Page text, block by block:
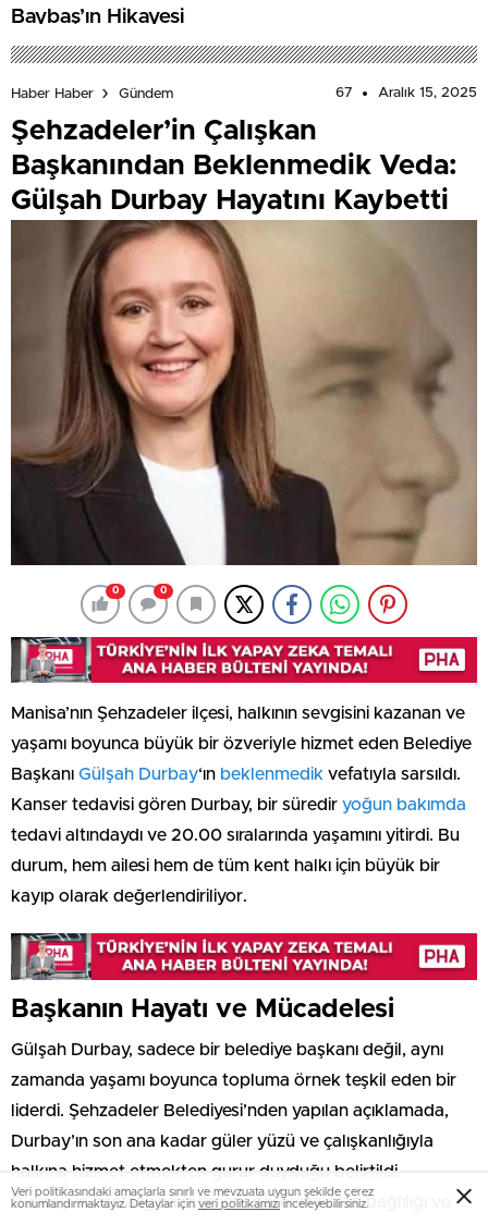
Baybaş’ın Hikayesi
Haber Haber Gündem 67 Aralık 15, 2025
Şehzadeler’in Çalışkan
Başkanından Beklenmedik Veda:
Gülşah Durbay Hayatını Kaybetti
0 0
Manisa’nın Şehzadeler ilçesi, halkının sevgisini kazanan ve
yaşamı boyunca büyük bir özveriyle hizmet eden Belediye
Başkanı Gülşah Durbay‘ın beklenmedik vefatıyla sarsıldı.
Kanser tedavisi gören Durbay, bir süredir yoğun bakımda
tedavi altındaydı ve 20.00 sıralarında yaşamını yitirdi. Bu
durum, hem ailesi hem de tüm kent halkı için büyük bir
kayıp olarak değerlendiriliyor.
Başkanın Hayatı ve Mücadelesi
Gülşah Durbay, sadece bir belediye başkanı değil, aynı
zamanda yaşamı boyunca topluma örnek teşkil eden bir
liderdi. Şehzadeler Belediyesi’nden yapılan açıklamada,
Durbay’ın son ana kadar güler yüzü ve çalışkanlığıyla
halkına hizmet etmekten gurur duyduğu belirtildi.
Durbay’ın hastalığına rağmen, görevine olan bağlılığı ve
Veri politikasındaki amaçlarla sınırlı ve mevzuata uygun şekilde çerez
konumlandırmaktayız. Detaylar için veri politikamızı inceleyebilirsiniz.